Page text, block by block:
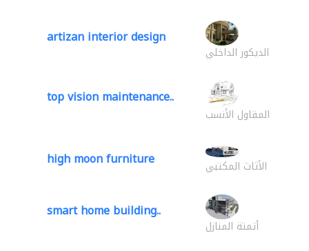
artizan interior design
الديكور الداخلي
top vision maintenance..
المقاول الأنسب
high moon furniture الأثاث المكتبي
smart home building..
أتمتة المنازل